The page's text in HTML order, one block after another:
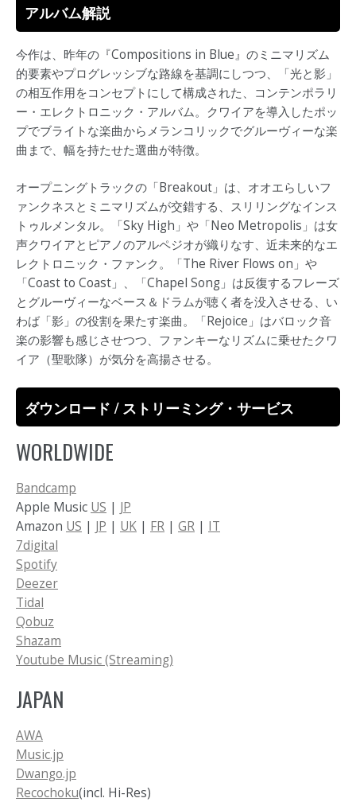
アルバム解説
今作は、昨年の『Compositions in Blue』のミニマリズム
的要素やプログレッシブな路線を基調にしつつ、「光と影」
の相互作用をコンセプトにして構成された、コンテンポラリ
ー・エレクトロニック・アルバム。クワイアを導入したポッ
プでブライトな楽曲からメランコリックでグルーヴィーな楽
曲まで、幅を持たせた選曲が特徴。
オープニングトラックの「Breakout」は、オオエらしいフ
ァンクネスとミニマリズムが交錯する、スリリングなインス
トゥルメンタル。「Sky High」や「Neo Metropolis」は女
声クワイアとピアノのアルペジオが織りなす、近未来的なエ
レクトロニック・ファンク。「The River Flows on」や
「Coast to Coast」、「Chapel Song」は反復するフレーズ
とグルーヴィーなベース＆ドラムが聴く者を没入させる、い
わば「影」の役割を果たす楽曲。「Rejoice」はバロック音
楽の影響も感じさせつつ、ファンキーなリズムに乗せたクワ
イア（聖歌隊）が気分を高揚させる。
ダウンロード / ストリーミング・サービス
WORLDWIDE
Bandcamp
Apple Music US | JP
Amazon US | JP | UK | FR | GR | IT
7digital
Spotify
Deezer
Tidal
Qobuz
Shazam
Youtube Music (Streaming)
JAPAN
AWA
Music.jp
Dwango.jp
Recochoku(incl. Hi-Res)